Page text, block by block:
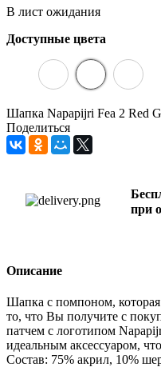
В лист ожидания
Доступные цвета
Шапка Napapijri Fea 2 Red
Поделиться
при
Описание
Шапка с помпоном,
то, что Вы получите с
патчем с логотипом
идеальным аксессуаром,
Состав: 75% акрил, 10%